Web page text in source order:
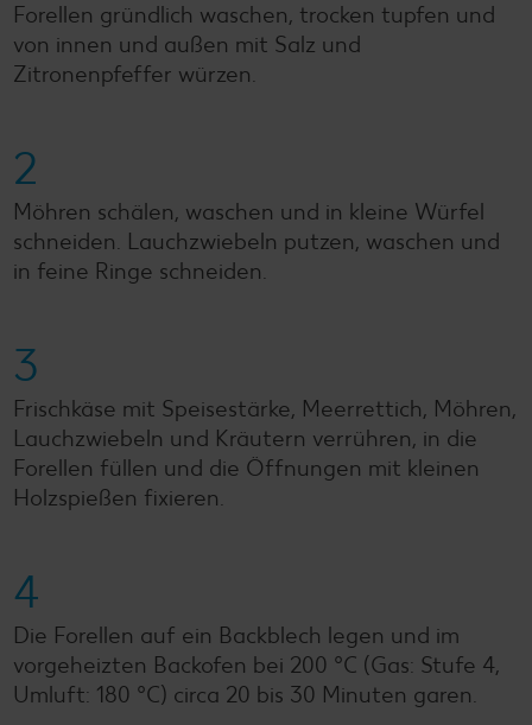
Forellen gründlich waschen, trocken tupfen und
von innen und außen mit Salz und
Zitronenpfeffer würzen.
2
Möhren schälen, waschen und in kleine Würfel
schneiden. Lauchzwiebeln putzen, waschen und
in feine Ringe schneiden.
3
Frischkäse mit Speisestärke, Meerrettich, Möhren,
Lauchzwiebeln und Kräutern verrühren, in die
Forellen füllen und die Öffnungen mit kleinen
Holzspießen fixieren.
4
Die Forellen auf ein Backblech legen und im
vorgeheizten Backofen bei 200 °C (Gas: Stufe 4,
Umluft: 180 °C) circa 20 bis 30 Minuten garen.